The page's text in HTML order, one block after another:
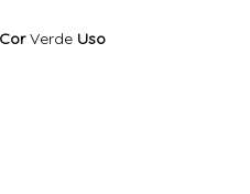
CorVerde Uso